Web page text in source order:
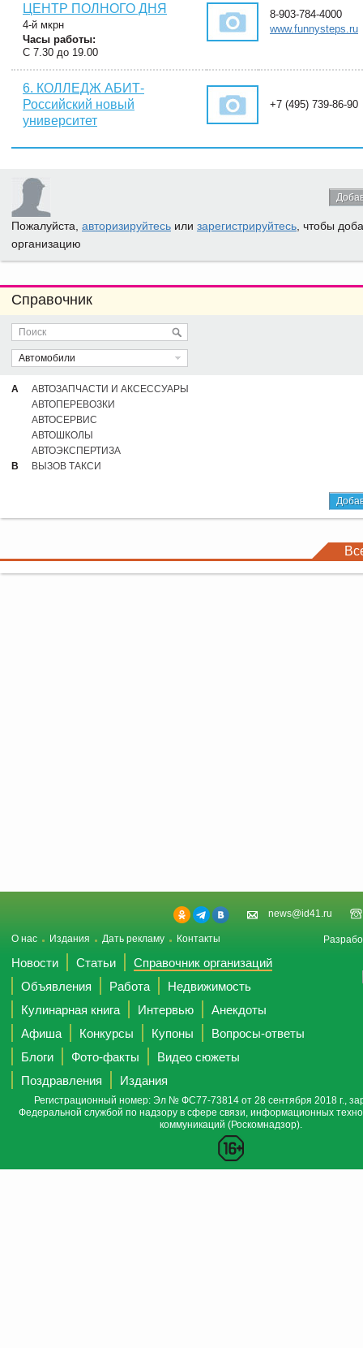
ЦЕНТР ПОЛНОГО ДНЯ
4-й мкрн
Часы работы:
C 7.30 до 19.00
8-903-784-4000
www.funnysteps.ru
6. КОЛЛЕДЖ АБИТ-
Российский новый
университет
+7 (495) 739-86-90
Пожалуйста, авторизируйтесь или зарегистрируйтесь , чтобы
организацию
Справочник
Автомобили
А
АВТОЗАПЧАСТИ И АКСЕССУАРЫ
АВТОПЕРЕВОЗКИ
АВТОСЕРВИС
АВТОШКОЛЫ
АВТОЭКСПЕРТИЗА
В
ВЫЗОВ ТАКСИ
news@id41.ru
О нас Издания Дать рекламу Контакты
Новости Статьи
Справочник организаций
Объявления
Работа
Недвижимость
Кулинарная книга
Интервью
Анекдоты
Афиша
Конкурсы Купоны
Вопросы-ответы
Блоги
Фото-факты
Видео сюжеты
Поздравления
Издания
Регистрационный номер: Эл № ФС77-73814 от 28 сентября 2018 г.,
Федеральной службой по надзору в сфере связи, информационных
коммуникаций (Роскомнадзор).